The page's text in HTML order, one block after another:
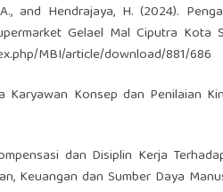
and Hendrajaya, H. (2024).
Gelael Mal Ciputra Kota
MBI/article/download/881/686
Karyawan Konsep dan Penilaian
dan Disiplin Kerja
Keuangan dan Sumber Daya